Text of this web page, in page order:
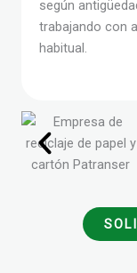
según
trabajando con
habitual.